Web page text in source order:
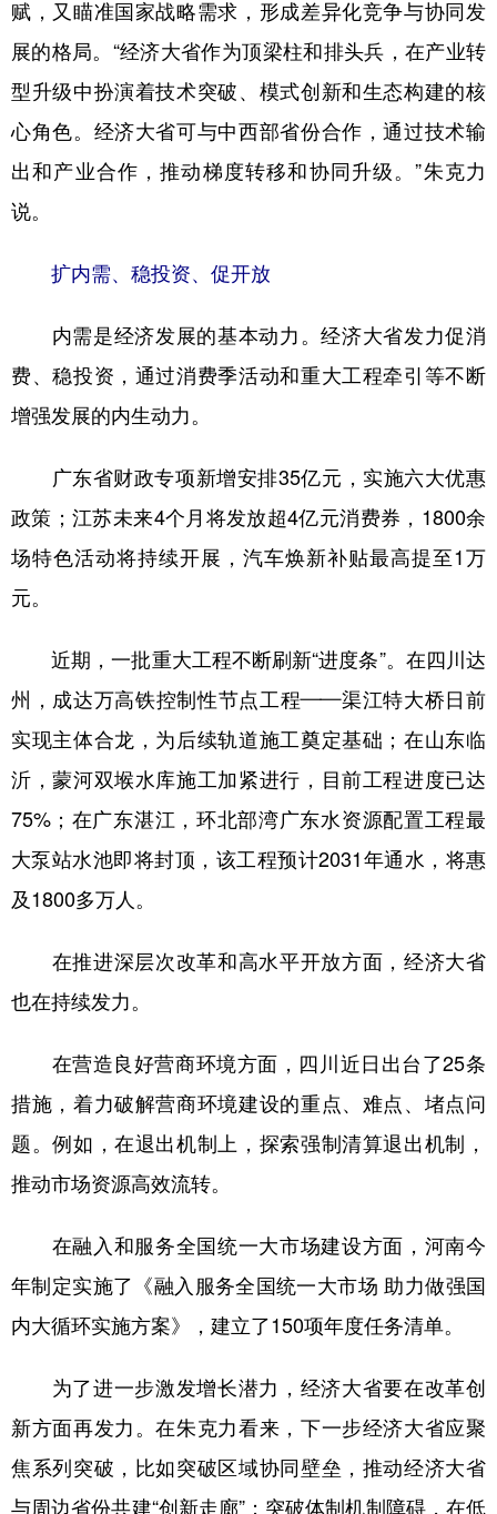
赋，又瞄准国家战略需求，形成差异化竞争与协同发
展的格局。“经济大省作为顶梁柱和排头兵，在产业转
型升级中扮演着技术突破、模式创新和生态构建的核
心角色。经济大省可与中西部省份合作，通过技术输
出和产业合作，推动梯度转移和协同升级。”朱克力
说。
扩内需、稳投资、促开放
内需是经济发展的基本动力。经济大省发力促消
费、稳投资，通过消费季活动和重大工程牵引等不断
增强发展的内生动力。
广东省财政专项新增安排35亿元，实施六大优惠
政策；江苏未来4个月将发放超4亿元消费券，1800余
场特色活动将持续开展，汽车焕新补贴最高提至1万
元。
近期，一批重大工程不断刷新“进度条”。在四川达
州，成达万高铁控制性节点工程——渠江特大桥日前
实现主体合龙，为后续轨道施工奠定基础；在山东临
沂，蒙河双堠水库施工加紧进行，目前工程进度已达
75%；在广东湛江，环北部湾广东水资源配置工程最
大泵站水池即将封顶，该工程预计2031年通水，将惠
及1800多万人。
在推进深层次改革和高水平开放方面，经济大省
也在持续发力。
在营造良好营商环境方面，四川近日出台了25条
措施，着力破解营商环境建设的重点、难点、堵点问
题。例如，在退出机制上，探索强制清算退出机制，
推动市场资源高效流转。
在融入和服务全国统一大市场建设方面，河南今
年制定实施了《融入服务全国统一大市场 助力做强国
内大循环实施方案》，建立了150项年度任务清单。
为了进一步激发增长潜力，经济大省要在改革创
新方面再发力。在朱克力看来，下一步经济大省应聚
焦系列突破，比如突破区域协同壁垒，推动经济大省
与周边省份共建“创新走廊”；突破体制机制障碍，在低